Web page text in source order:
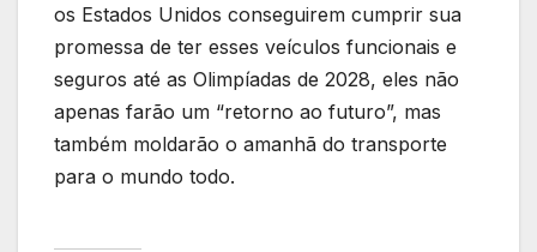
os Estados Unidos conseguirem cumprir sua
promessa de ter esses veículos funcionais e
seguros até as Olimpíadas de 2028, eles não
apenas farão um “retorno ao futuro”, mas
também moldarão o amanhã do transporte
para o mundo todo.